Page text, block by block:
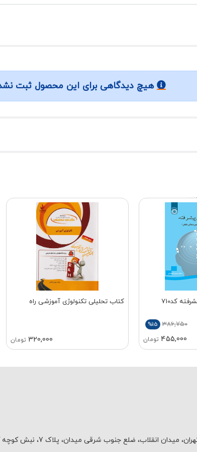
هیچ دیدگاهی برای این محصول ثبت
کد710
386,750
%15
455,000 تومان
کتاب تحلیلی تکنولوژی آموزشی راه
320,000 تومان
میدان انقلاب، ضلع جنوب شرقی میدان، پلاک 7، نبش کوچه آبرو